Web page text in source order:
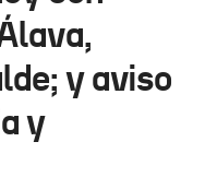
y aviso
y